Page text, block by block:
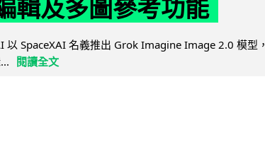
輯及多圖參考功能
以 SpaceXAI 名義推出 Grok Imagine Image 2.0 模型，
閱讀全文